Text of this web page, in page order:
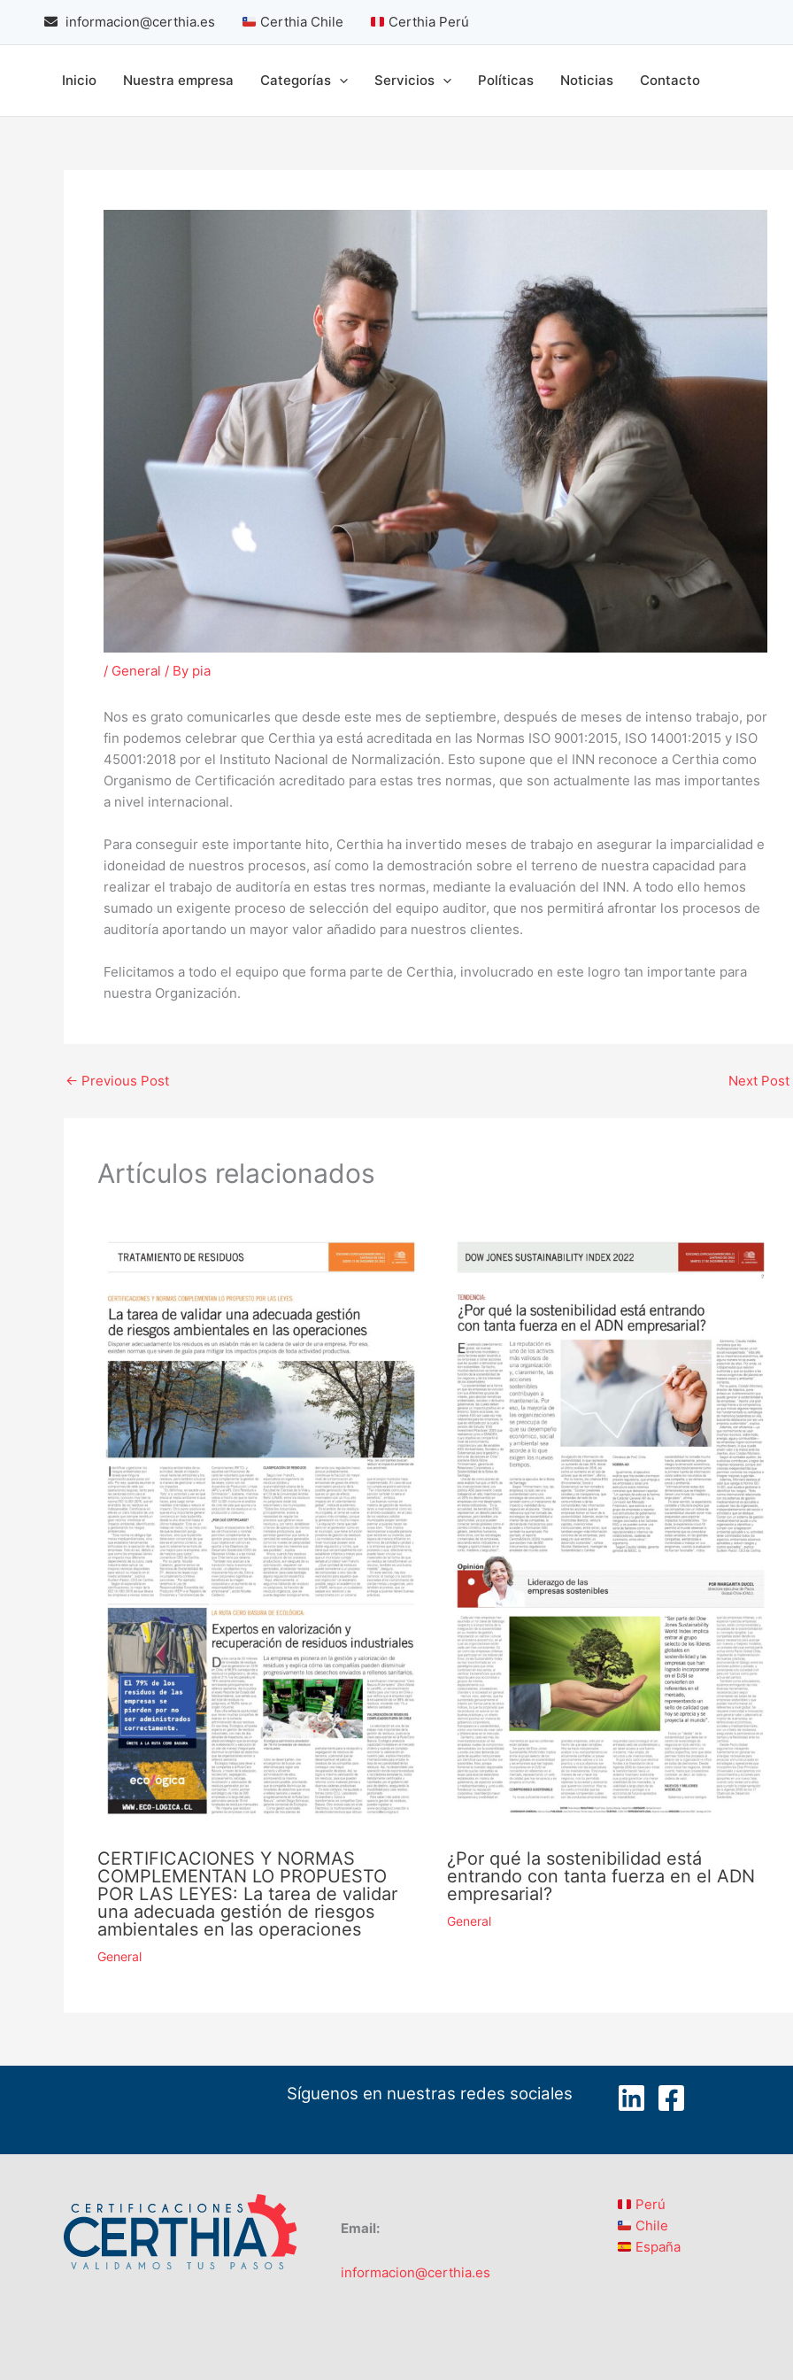
informacion@certhia.es Certhia Chile Certhia Perú
Inicio Nuestra empresa Categorías Servicios Políticas Noticias Contacto
/ General / By pia
Nos es grato comunicarles que desde este mes de septiembre, después de meses de intenso trabajo, por
fin podemos celebrar que Certhia ya está acreditada en las Normas ISO 9001:2015, ISO 14001:2015 y ISO
45001:2018 por el Instituto Nacional de Normalización. Esto supone que el INN reconoce a Certhia como
Organismo de Certificación acreditado para estas tres normas, que son actualmente las mas importantes
a nivel internacional.
Para conseguir este importante hito, Certhia ha invertido meses de trabajo en asegurar la imparcialidad e
idoneidad de nuestros procesos, así como la demostración sobre el terreno de nuestra capacidad para
realizar el trabajo de auditoría en estas tres normas, mediante la evaluación del INN. A todo ello hemos
sumado un exigente proceso de selección del equipo auditor, que nos permitirá afrontar los procesos de
auditoría aportando un mayor valor añadido para nuestros clientes.
Felicitamos a todo el equipo que forma parte de Certhia, involucrado en este logro tan importante para
nuestra Organización.
← Previous Post Next Post
Artículos relacionados
CERTIFICACIONES Y NORMAS
COMPLEMENTAN LO PROPUESTO
POR LAS LEYES: La tarea de validar
una adecuada gestión de riesgos
ambientales en las operaciones
General
¿Por qué la sostenibilidad está
entrando con tanta fuerza en el ADN
empresarial?
General
Síguenos en nuestras redes sociales
Email:
informacion@certhia.es
Perú
Chile
España